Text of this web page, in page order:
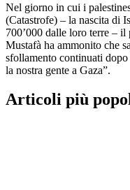
Nel giorno in cui i
(Catastrofe) – la nascita di
700’000 dalle loro terre –
Mustafà ha ammonito che
sfollamento continuati
la nostra gente a Gaza”.
Articoli più